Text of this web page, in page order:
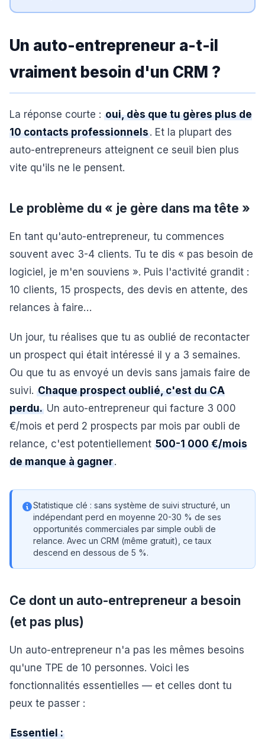
Un auto-entrepreneur a-t-il
vraiment besoin d'un CRM ?
La réponse courte : oui, dès que tu gères plus de
10 contacts professionnels. Et la plupart des
auto-entrepreneurs atteignent ce seuil bien plus
vite qu'ils ne le pensent.
Le problème du « je gère dans ma tête »
En tant qu'auto-entrepreneur, tu commences
souvent avec 3-4 clients. Tu te dis « pas besoin de
logiciel, je m'en souviens ». Puis l'activité grandit :
10 clients, 15 prospects, des devis en attente, des
relances à faire…
Un jour, tu réalises que tu as oublié de recontacter
un prospect qui était intéressé il y a 3 semaines.
Ou que tu as envoyé un devis sans jamais faire de
suivi. Chaque prospect oublié, c'est du CA
perdu. Un auto-entrepreneur qui facture 3 000
€/mois et perd 2 prospects par mois par oubli de
relance, c'est potentiellement 500-1 000 €/mois
de manque à gagner.
Statistique clé : sans système de suivi structuré, un
indépendant perd en moyenne 20-30 % de ses
opportunités commerciales par simple oubli de
relance. Avec un CRM (même gratuit), ce taux
descend en dessous de 5 %.
Ce dont un auto-entrepreneur a besoin
(et pas plus)
Un auto-entrepreneur n'a pas les mêmes besoins
qu'une TPE de 10 personnes. Voici les
fonctionnalités essentielles — et celles dont tu
peux te passer :
Essentiel :